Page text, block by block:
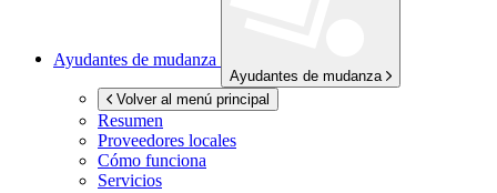
Ayudantes de mudanza
Ayudantes de mudanza
Volver al menú principal
Resumen
Proveedores locales
Cómo funciona
Servicios